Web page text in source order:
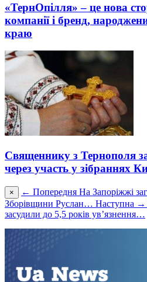
«ТернОпілля» – це нова
компанії і бренд,
краю
Священнику з Тернополя
через участь у зібраннях
× ← Попередня На Запоріжжі
Зборівщини Руслан… Наступна →
засудили до 5,5 років ув’язнення…